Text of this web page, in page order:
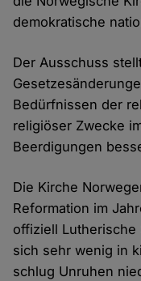
demokratische
Der Ausschuss
Bedürfnissen der
religiöser Zwecke
Beerdigungen
Die Kirche
Reformation im
offiziell Lutherische
sich sehr wenig in
schlug Unruhen